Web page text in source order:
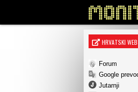
HRVATSKI WEB
Forum
Google
Jutarnji